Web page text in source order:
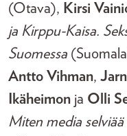
(Otava), Kirsi
ja Kirppu-Kaisa.
Suomessa
Antto Vihman,
Ikäheimon ja Olli
Miten media